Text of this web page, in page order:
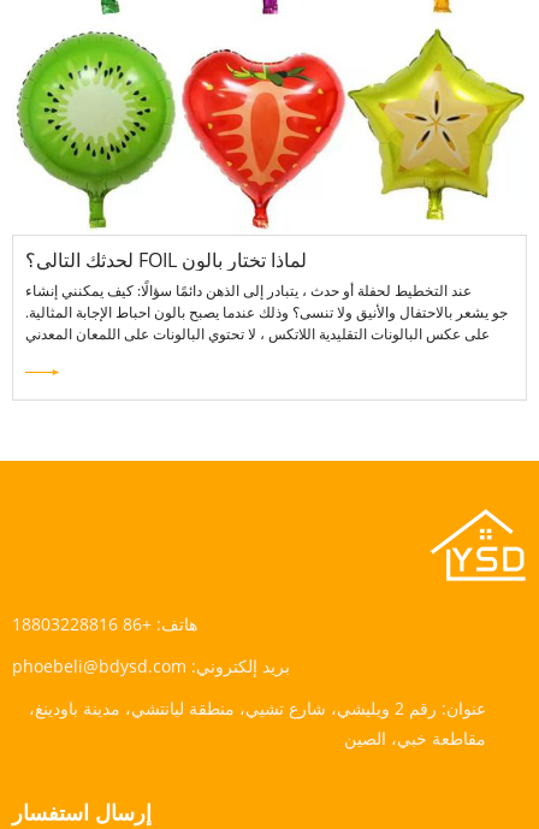
لماذا تختار بالون FOIL لحدثك التالي؟
عند التخطيط لحفلة أو حدث ، يتبادر إلى الذهن دائمًا سؤالًا: كيف يمكنني إنشاء
جو يشعر بالاحتفال والأنيق ولا تنسى؟ وذلك عندما يصبح بالون احباط الإجابة المثالية.
على عكس البالونات التقليدية اللاتكس ، لا تحتوي البالونات على اللمعان المعدني
هاتف: +86 18803228816
بريد إلكتروني: phoebeli@bdysd.com
عنوان:
رقم 2 ويليشي، شارع تشيي، منطقة ليانتشي، مدينة باودينغ،
مقاطعة خبي، الصين
إرسال استفسار